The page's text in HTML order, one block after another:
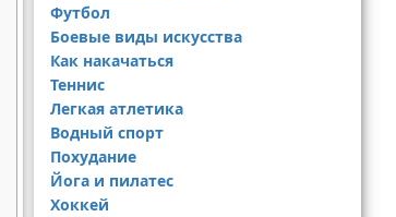
Футбол
Боевые виды искусства
Как накачаться
Теннис
Легкая атлетика
Водный спорт
Похудание
Йога и пилатес
Хоккей